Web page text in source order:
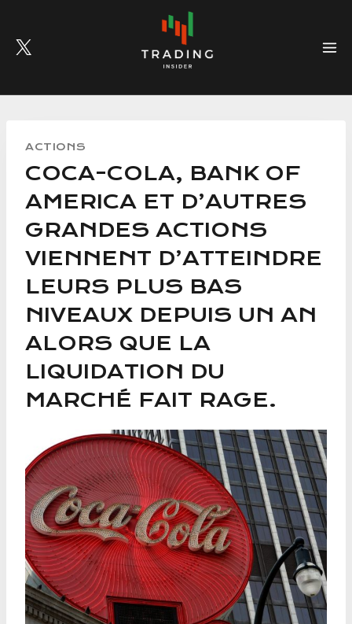
content
ACTIONS
COCA-COLA, BANK OF
AMERICA ET D’AUTRES
GRANDES ACTIONS
VIENNENT D’ATTEINDRE
LEURS PLUS BAS
NIVEAUX DEPUIS UN AN
ALORS QUE LA
LIQUIDATION DU
MARCHÉ FAIT RAGE.